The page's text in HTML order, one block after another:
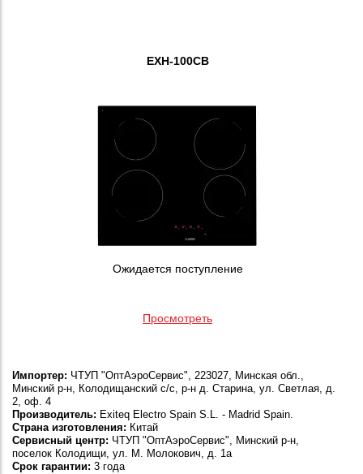
EXH-100CB
Ожидается поступление
Просмотреть
Импортер: ЧТУП "ОптАэроСервис", 223027, Минская обл.,
Минский р-н, Колодищанский с/с, р-н д. Старина, ул. Светлая, д.
2, оф. 4
Производитель: Exiteq Electro Spain S.L. - Madrid Spain.
Страна изготовления: Китай
Сервисный центр: ЧТУП "ОптАэроСервис", Минский р-н,
поселок Колодищи, ул. М. Молокович, д. 1а
Срок гарантии: 3 года